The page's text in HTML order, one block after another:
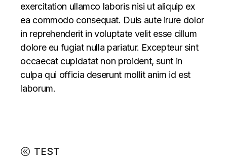
exercitation ullamco laboris nisi ut aliquip ex
ea commodo consequat. Duis aute irure dolor
in reprehenderit in voluptate velit esse cillum
dolore eu fugiat nulla pariatur. Excepteur sint
occaecat cupidatat non proident, sunt in
culpa qui officia deserunt mollit anim id est
laborum.
TEST